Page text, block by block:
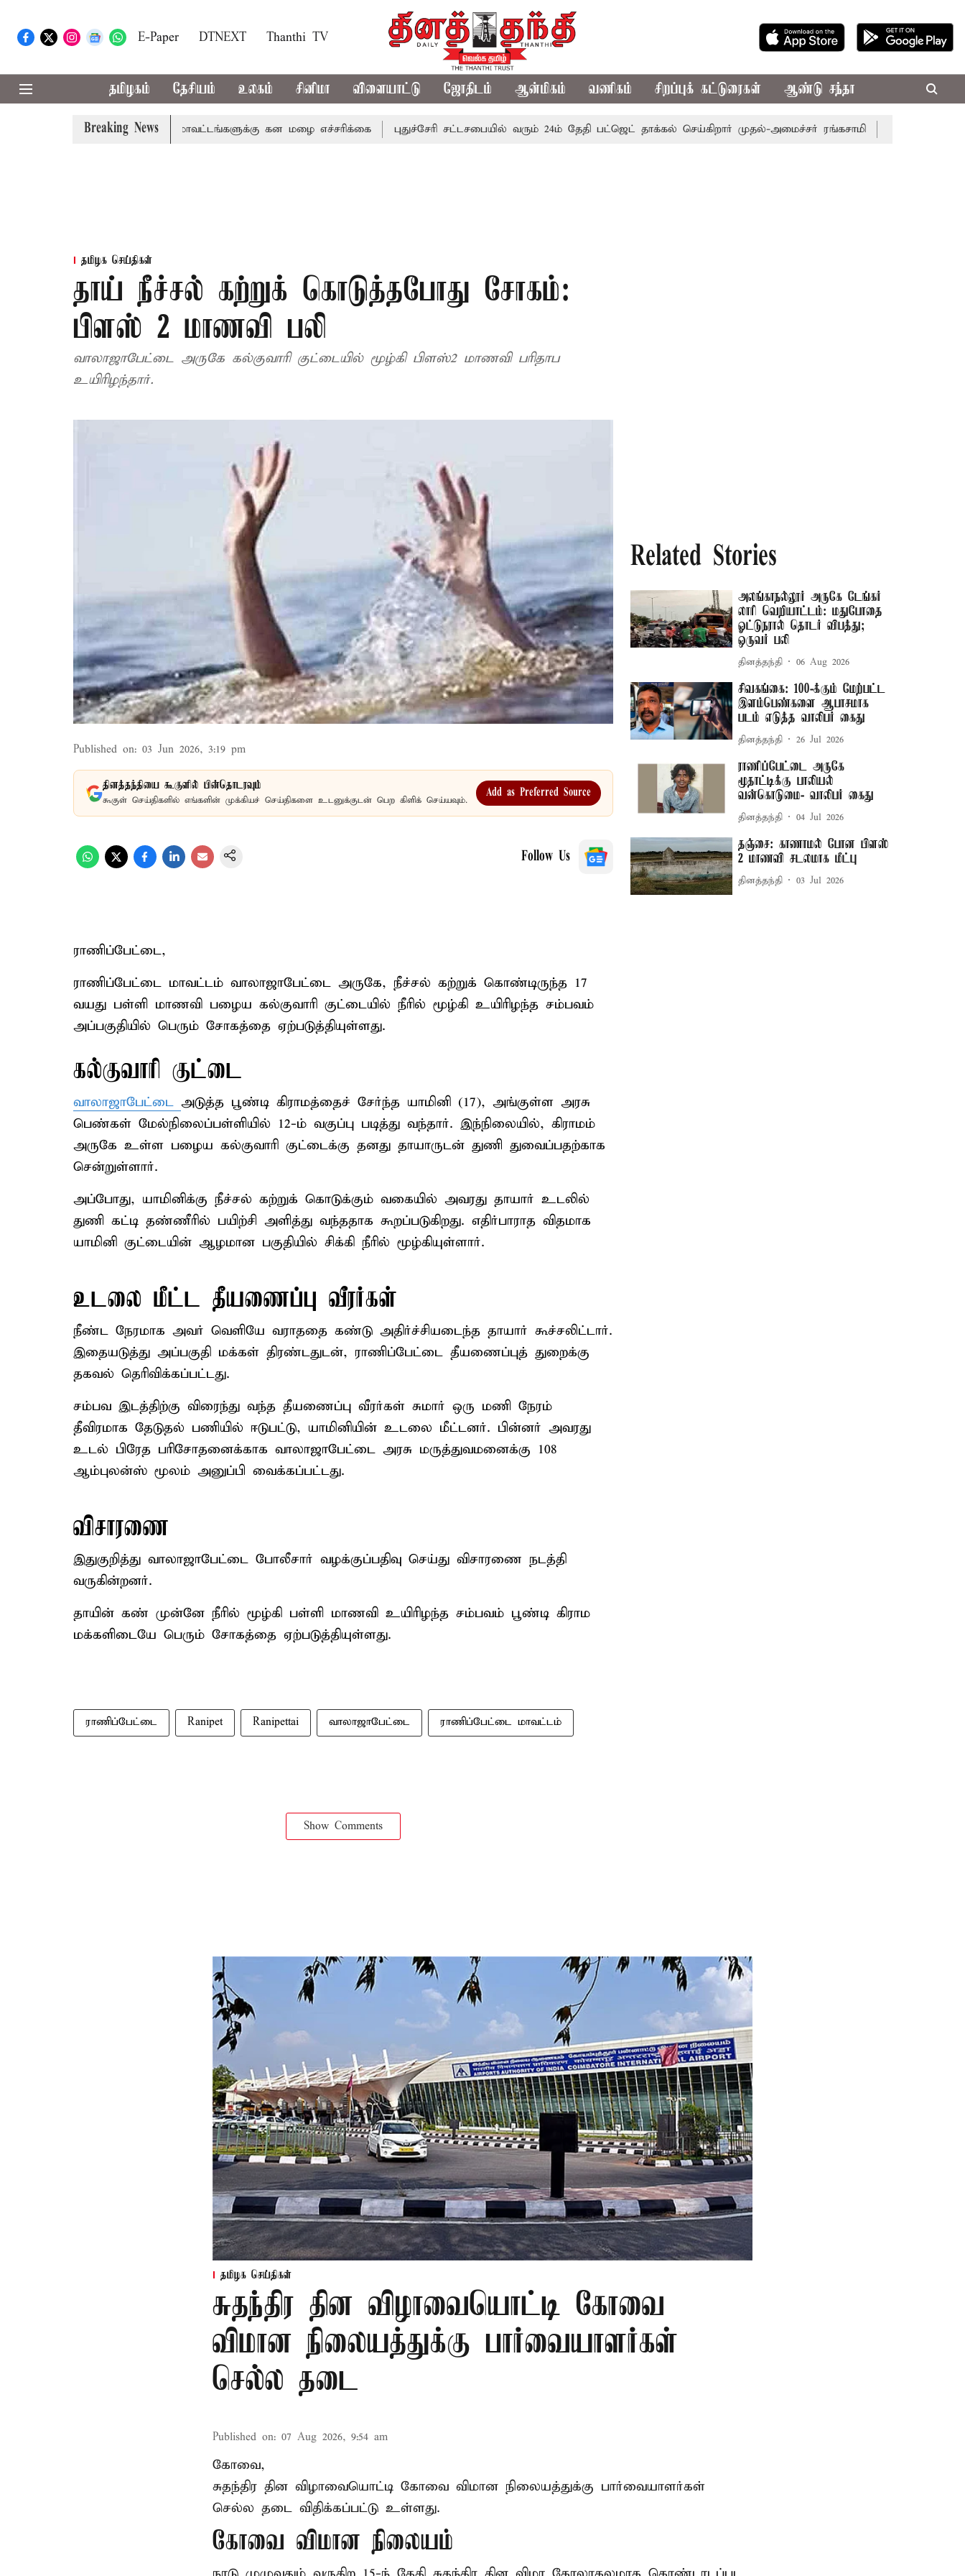
E-Paper DTNEXT Thanthi TV
தமிழகம் தேசியம் உலகம் சினிமா விளையாட்டு ஜோதிடம் ஆன்மிகம் வணிகம் சிறப்புக் கட்டுரைகள் ஆண்டு சந்தா
Breaking News
தேனி,நீலகிரி ஆகிய மாவட்டங்களுக்கு கன மழை எச்சரிக்கை புதுச்சேரி சட்டசபையில் வரும் 24ம் தேதி பட்ஜெட் தாக்கல் செய்கிறார் முதல்-அமைச்சர் ரங்கசாமி எதிர்க்கட்சிகள் அமளி:
தமிழக செய்திகள்
தாய் நீச்சல் கற்றுக் கொடுத்தபோது சோகம்:
பிளஸ் 2 மாணவி பலி
வாலாஜாபேட்டை அருகே கல்குவாரி குட்டையில் மூழ்கி பிளஸ்2 மாணவி பரிதாப
உயிரிழந்தார்.
Published on: 03 Jun 2026, 3:19 pm
தினத்தந்தியை கூகுளில் பின்தொடரவும்
கூகுள் செய்திகளில் எங்களின் முக்கியச் செய்திகளை உடனுக்குடன் பெற கிளிக் செய்யவும்.
Add as Preferred Source
Follow Us
ராணிப்பேட்டை,
ராணிப்பேட்டை மாவட்டம் வாலாஜாபேட்டை அருகே, நீச்சல் கற்றுக் கொண்டிருந்த 17
வயது பள்ளி மாணவி பழைய கல்குவாரி குட்டையில் நீரில் மூழ்கி உயிரிழந்த சம்பவம்
அப்பகுதியில் பெரும் சோகத்தை ஏற்படுத்தியுள்ளது.
கல்குவாரி குட்டை
வாலாஜாபேட்டை அடுத்த பூண்டி கிராமத்தைச் சேர்ந்த யாமினி (17), அங்குள்ள அரசு
பெண்கள் மேல்நிலைப்பள்ளியில் 12-ம் வகுப்பு படித்து வந்தார். இந்நிலையில், கிராமம்
அருகே உள்ள பழைய கல்குவாரி குட்டைக்கு தனது தாயாருடன் துணி துவைப்பதற்காக
சென்றுள்ளார்.
அப்போது, யாமினிக்கு நீச்சல் கற்றுக் கொடுக்கும் வகையில் அவரது தாயார் உடலில்
துணி கட்டி தண்ணீரில் பயிற்சி அளித்து வந்ததாக கூறப்படுகிறது. எதிர்பாராத விதமாக
யாமினி குட்டையின் ஆழமான பகுதியில் சிக்கி நீரில் மூழ்கியுள்ளார்.
உடலை மீட்ட தீயணைப்பு வீரர்கள்
நீண்ட நேரமாக அவர் வெளியே வராததை கண்டு அதிர்ச்சியடைந்த தாயார் கூச்சலிட்டார்.
இதையடுத்து அப்பகுதி மக்கள் திரண்டதுடன், ராணிப்பேட்டை தீயணைப்புத் துறைக்கு
தகவல் தெரிவிக்கப்பட்டது.
சம்பவ இடத்திற்கு விரைந்து வந்த தீயணைப்பு வீரர்கள் சுமார் ஒரு மணி நேரம்
தீவிரமாக தேடுதல் பணியில் ஈடுபட்டு, யாமினியின் உடலை மீட்டனர். பின்னர் அவரது
உடல் பிரேத பரிசோதனைக்காக வாலாஜாபேட்டை அரசு மருத்துவமனைக்கு 108
ஆம்புலன்ஸ் மூலம் அனுப்பி வைக்கப்பட்டது.
விசாரணை
இதுகுறித்து வாலாஜாபேட்டை போலீசார் வழக்குப்பதிவு செய்து விசாரணை நடத்தி
வருகின்றனர்.
தாயின் கண் முன்னே நீரில் மூழ்கி பள்ளி மாணவி உயிரிழந்த சம்பவம் பூண்டி கிராம
மக்களிடையே பெரும் சோகத்தை ஏற்படுத்தியுள்ளது.
ராணிப்பேட்டை Ranipet Ranipettai வாலாஜாபேட்டை ராணிப்பேட்டை மாவட்டம்
Show Comments
Related Stories
அலங்காநல்லூர் அருகே டேங்கர்
லாரி வெறியாட்டம்: மதுபோதை
ஓட்டுநரால் தொடர் விபத்து;
ஒருவர் பலி
தினத்தந்தி 06 Aug 2026
சிவகங்கை: 100-க்கும் மேற்பட்ட
இளம்பெண்களை ஆபாசமாக
படம் எடுத்த வாலிபர் கைது
தினத்தந்தி 26 Jul 2026
ராணிப்பேட்டை அருகே
மூதாட்டிக்கு பாலியல்
வன்கொடுமை- வாலிபர் கைது
தினத்தந்தி 04 Jul 2026
தஞ்சை: காணாமல் போன பிளஸ்
2 மாணவி சடலமாக மீட்பு
தினத்தந்தி 03 Jul 2026
தமிழக செய்திகள்
சுதந்திர தின விழாவையொட்டி கோவை
விமான நிலையத்துக்கு பார்வையாளர்கள்
செல்ல தடை
Published on: 07 Aug 2026, 9:54 am
கோவை,
சுதந்திர தின விழாவையொட்டி கோவை விமான நிலையத்துக்கு பார்வையாளர்கள்
செல்ல தடை விதிக்கப்பட்டு உள்ளது.
கோவை விமான நிலையம்